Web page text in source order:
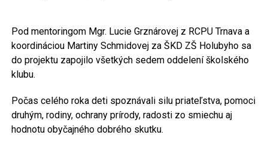
Pod mentoringom Mgr. Lucie Grznárovej z RCPU Trnava a
koordináciou Martiny Schmidovej za ŠKD ZŠ Holubyho sa
do projektu zapojilo všetkých sedem oddelení školského
klubu.
Počas celého roka deti spoznávali silu priateľstva, pomoci
druhým, rodiny, ochrany prírody, radosti zo smiechu aj
hodnotu obyčajného dobrého skutku.